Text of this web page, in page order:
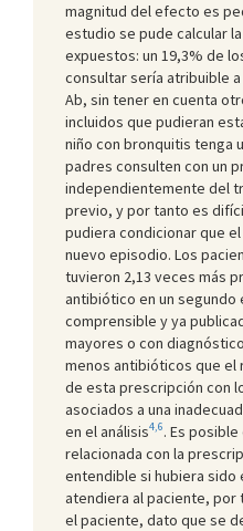
magnitud del efecto es
estudio se pude calcular
expuestos: un 19,3% de
consultar sería atribuible
Ab, sin tener en cuenta
incluidos que pudieran
niño con bronquitis tenga
padres consulten con un
independientemente del
previo, y por tanto es
pudiera condicionar que
nuevo episodio. Los
tuvieron 2,13 veces más
antibiótico en un segundo
comprensible y ya
mayores o con
menos antibióticos que el
de esta prescripción con
asociados a una
en el análisis4,6. Es
relacionada con la
entendible si hubiera sido
atendiera al paciente, por
el paciente, dato que se